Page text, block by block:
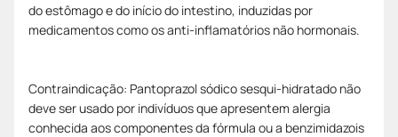
do estômago e do início do intestino, induzidas por
medicamentos como os anti-inflamatórios não hormonais.
Contraindicação: Pantoprazol sódico sesqui-hidratado não
deve ser usado por indivíduos que apresentem alergia
conhecida aos componentes da fórmula ou a benzimidazois